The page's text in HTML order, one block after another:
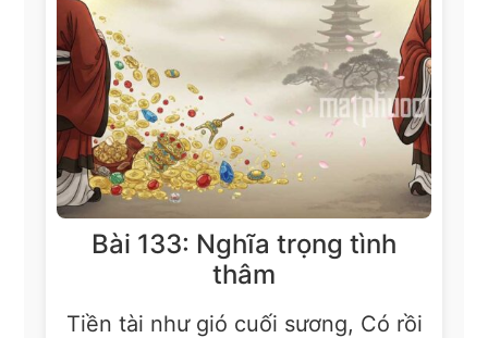
Bài 133: Nghĩa trọng tình
thâm
Tiền tài như gió cuối sương, Có rồi